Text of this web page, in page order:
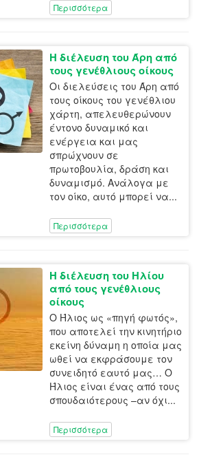
Περισσότερα
Η διέλευση του Άρη από
τους γενέθλιους οίκους
Οι διελεύσεις του Άρη από
τους οίκους του γενέθλιου
χάρτη, απελευθερώνουν
έντονο δυναμικό και
ενέργεια και μας
σπρώχνουν σε
πρωτοβουλία, δράση και
δυναμισμό. Ανάλογα με
τον οίκο, αυτό μπορεί να...
Περισσότερα
Η διέλευση του Ηλίου
από τους γενέθλιους
οίκους
Ο Ήλιος ως «πηγή φωτός»,
που αποτελεί την κινητήριο
εκείνη δύναμη η οποία μας
ωθεί να εκφράσουμε τον
συνειδητό εαυτό μας… Ο
Ήλιος είναι ένας από τους
σπουδαιότερους –αν όχι...
Περισσότερα